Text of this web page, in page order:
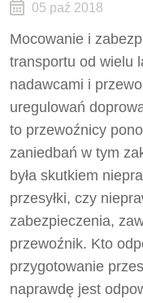
05 paź 2018
Mocowanie i
transportu od wielu
nadawcami i
uregulowań
to przewoźnicy
zaniedbań w tym
była skutkiem
przesyłki, czy
zabezpieczenia,
przewoźnik. Kto
przygotowanie
naprawdę jest